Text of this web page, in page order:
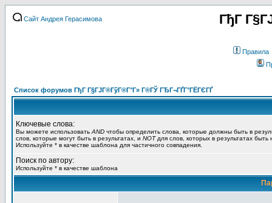
Сайт Андрея Герасимова ГђГ
Правила
Список форумов ГђГ Г§ГЈГ®ГўГ®Г°Г» Г®ГЎ ГЂГ¬ГҐГ°ГЁГЄГҐ
Ключевые слова:
Вы можете использовать AND чтобы определить слова, которые должны быть в
слов, которые могут быть в результатах, и NOTдля слов, которых в результатах
Используйте * в качестве шаблона для частичного совпадения.
Поиск по автору:
Используйте * в качестве шаблона